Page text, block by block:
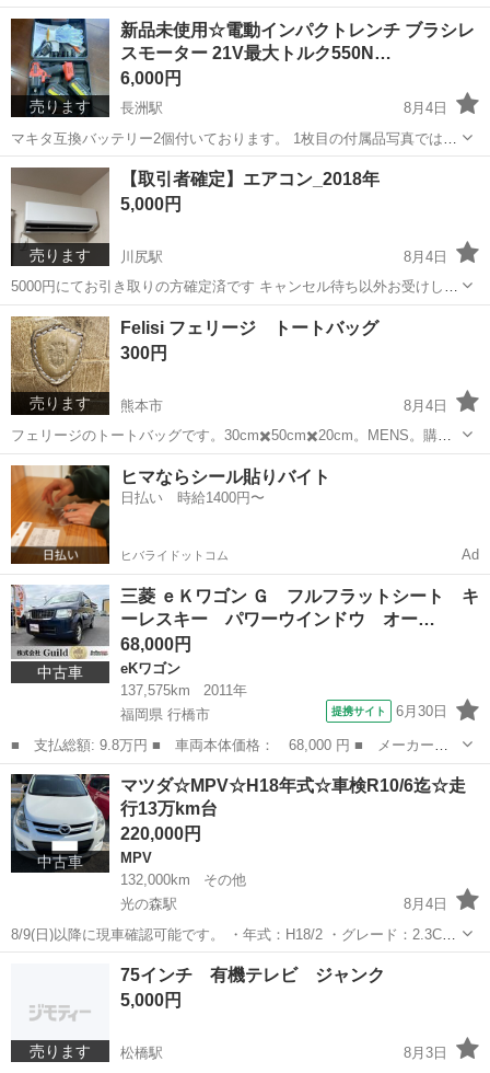
す。 シャインマスカットを予約済みの方にはご連絡を差し上げまし
た。 画像1枚目は熟成したシャインマスカットで、2枚目は熟成前のシ
ャインマスカットになります。 ...
熊本 熊本市 武蔵塚駅 食品 シャインマスカット
売ります
新品未使用☆電動インパクトレンチ ブラシレ
スモーター 21V最大トルク550N…
6,000円
長洲駅
8月4日
マキタ互換バッテリー2個付いております。 1枚目の付属品写真ではバ
ッテリーは小さいタイプですが、実物は倍の容量のものがセットにな
っております。 電動インパクトレンチです。 新品未使用になります。
セット内容 ...
熊本 玉名郡 長洲駅 メンテナンス用品
インパクトレンチ
売ります
【取引者確定】エアコン_2018年
5,000円
川尻駅
8月4日
5000円にてお引き取りの方確定済です キャンセル待ち以外お受けしま
せん 2018年のエアコンです。一階の賃貸アパートです。 問題なく利
用できていて、現在も利用中です。 引っ越しに合わせ処分したくお譲
りいたします。 取外し...
熊本 熊本市 季節、空調家電 譲り
売ります
Felisi フェリージ トートバッグ
300円
熊本市
8月4日
フェリージのトートバッグです。30cm✖️50cm✖️20cm。MENS。購入
時は8万くらいでした。10年以上使ってます。お気に入りでした。今回
色違いを購入しましたので断捨離です。ノークレームで。
熊本 熊本市 フェリージ
中古車
三菱 ｅＫワゴン Ｇ フルフラットシート キ
ーレスキー パワーウインドウ オー…
68,000円
eKワゴン
137,575km
2011年
福岡県 行橋市
提携サイト 6月30日
■ 支払総額: 9.8万円 ■ 車両本体価格： 68,000 円 ■ メーカー
名： 三菱 ■ 車種名： ｅＫワゴン ■ グレード名： Ｇ フルフ
ラットシート キーレスキー パワーウインドウ オートエアコン
助手席エアバック...
福岡 行橋市 eKワゴン
中古車
マツダ☆MPV☆H18年式☆車検R10/6迄☆走
行13万km台
220,000円
MPV
132,000km
その他
光の森駅
8月4日
8/9(日)以降に現車確認可能です。 ・年式：H18/2 ・グレード：2.3Cス
ポーティパッケージ ・ナビ、ETC、後席モニター、
光の森駅 MPV
売ります
75インチ 有機テレビ ジャンク
5,000円
松橋駅
8月3日